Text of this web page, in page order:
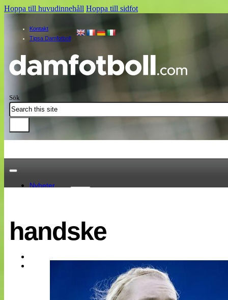
Hoppa till huvudinnehåll Hoppa till sidfot
Kontakt
Tipsa Damfotboll
Sök
Nyheter
Landslaget
EM 2013
Internationellt
Arkiv
handske